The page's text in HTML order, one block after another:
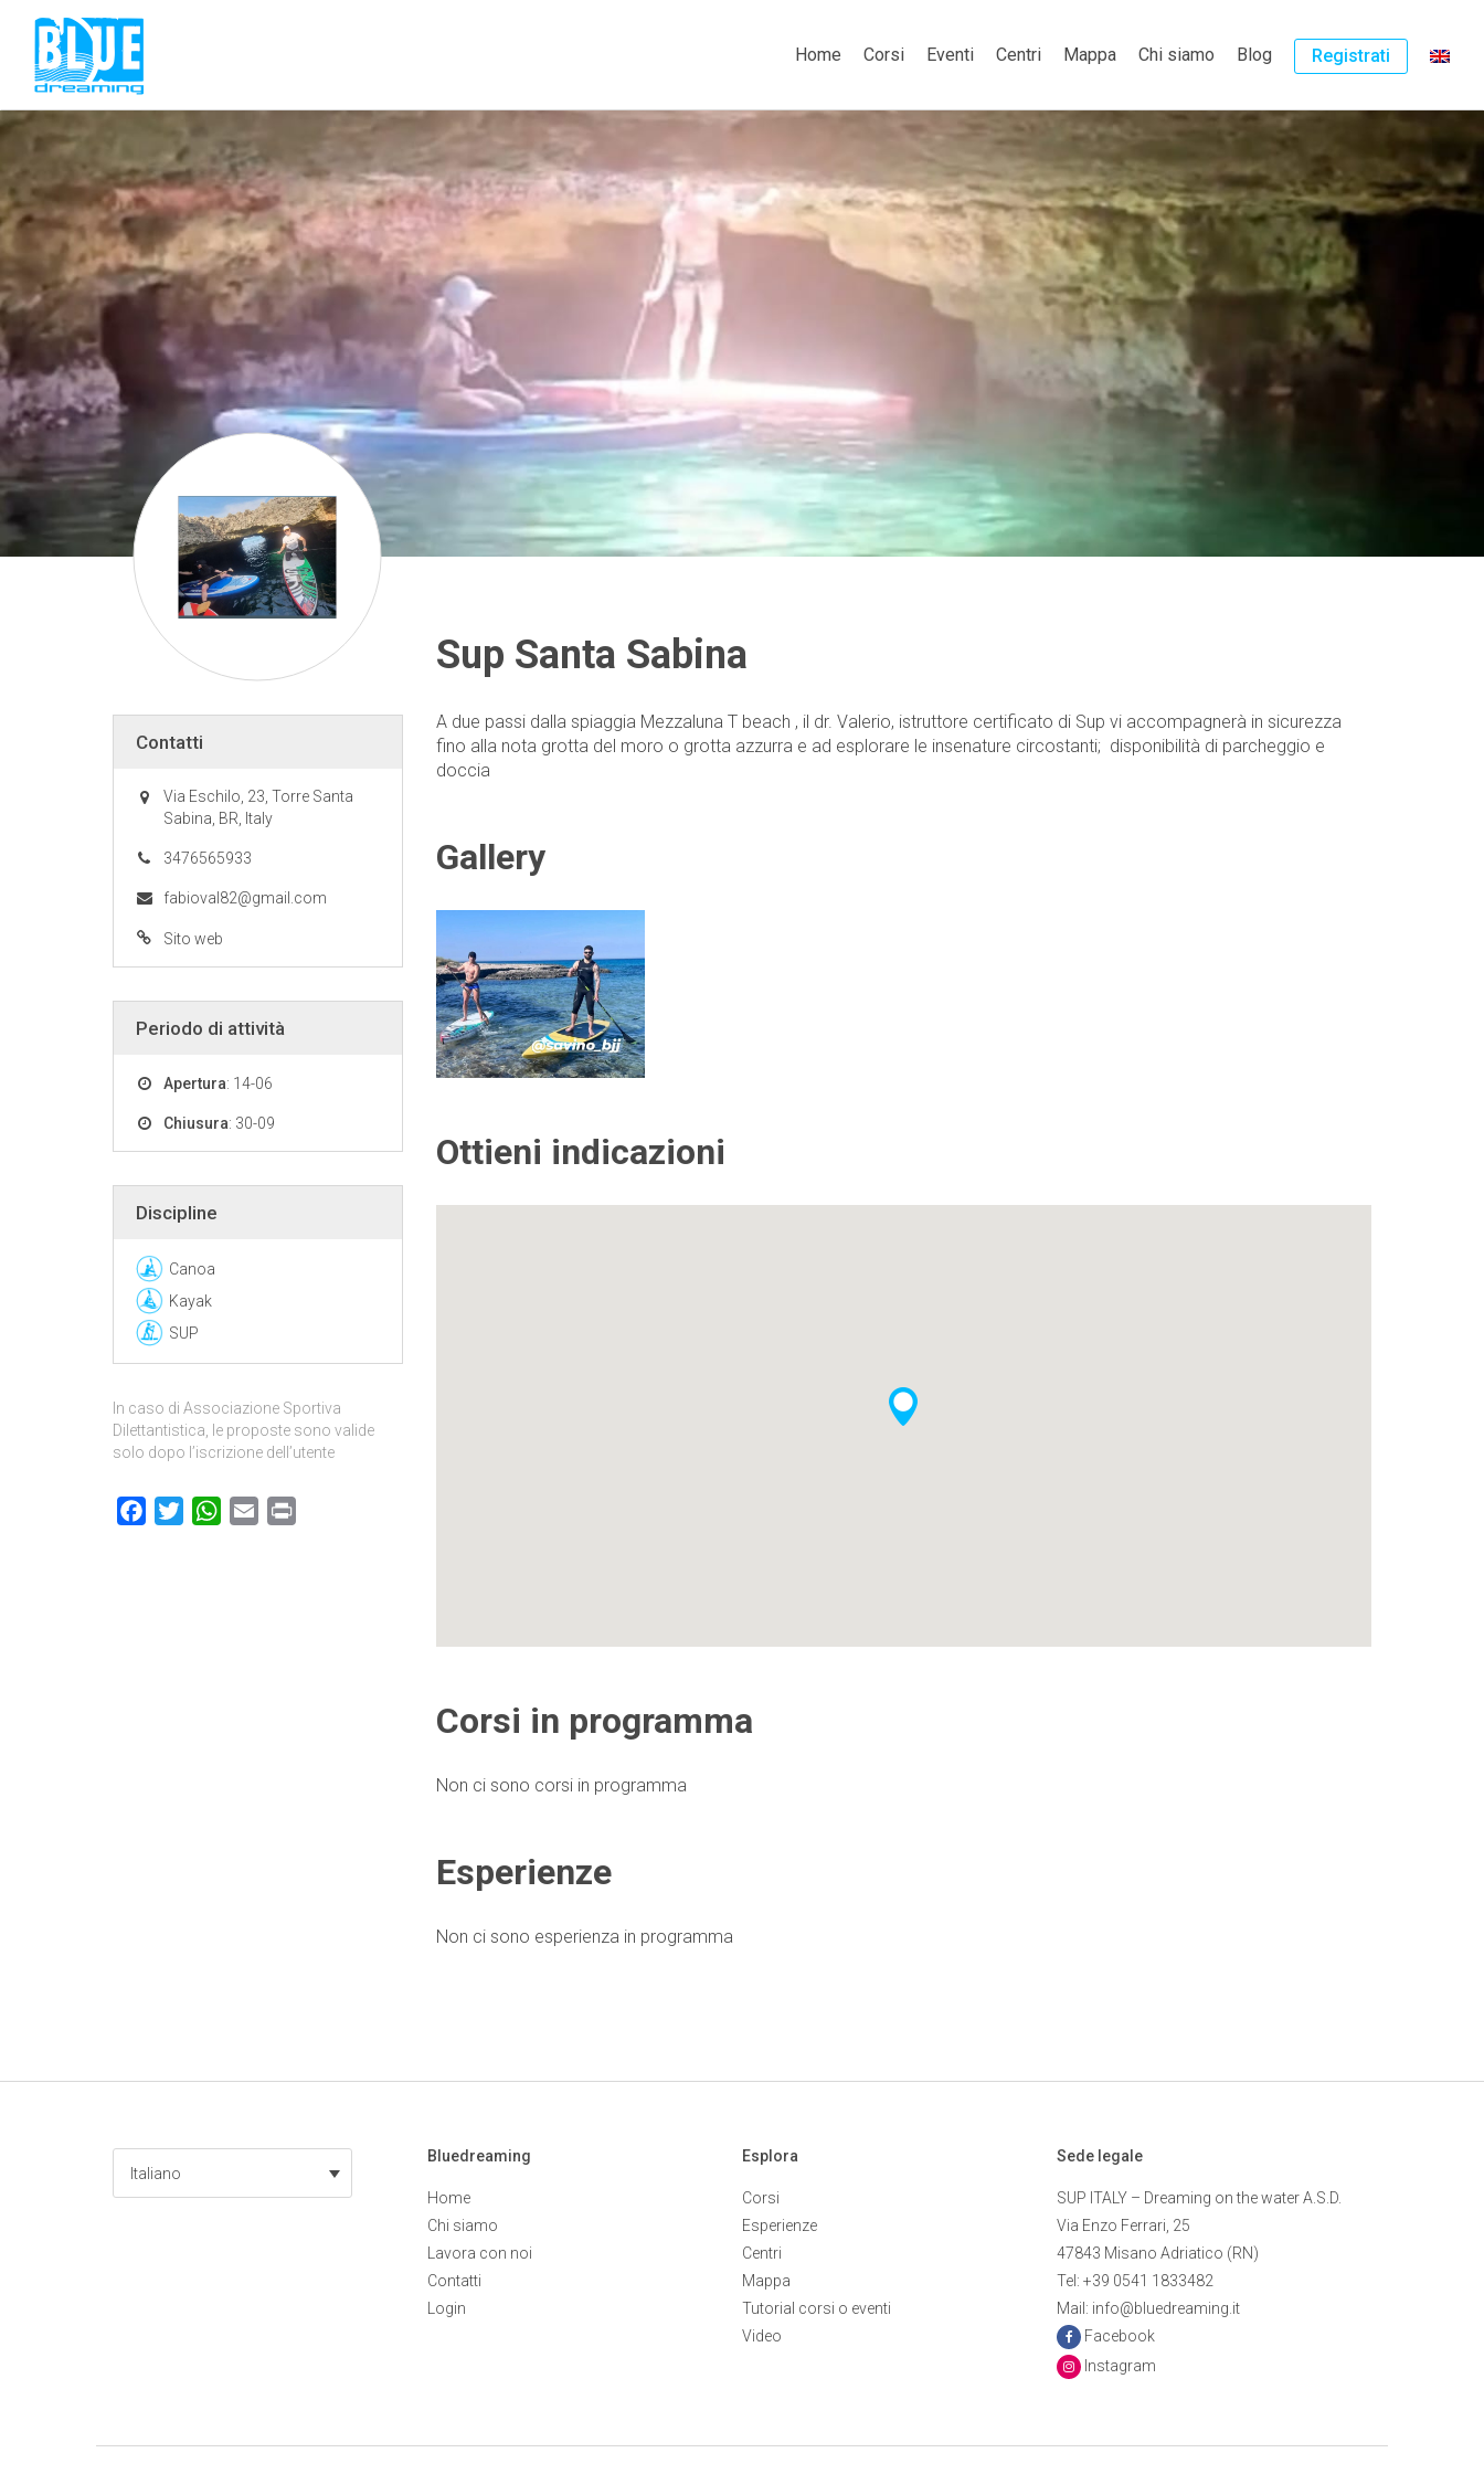
Home Corsi Eventi Centri Mappa Chi siamo Blog Registrati
Sup Santa Sabina
A due passi dalla spiaggia Mezzaluna T beach , il dr. Valerio, istruttore certificato di Sup vi accompagnerà in sicurezza
fino alla nota grotta del moro o grotta azzurra e ad esplorare le insenature circostanti; disponibilità di parcheggio e
doccia
Gallery
Ottieni indicazioni
Corsi in programma
Non ci sono corsi in programma
Esperienze
Non ci sono esperienza in programma
Contatti
Via Eschilo, 23, Torre Santa
Sabina, BR, Italy
3476565933
fabioval82@gmail.com
Sito web
Periodo di attività
Apertura: 14-06
Chiusura: 30-09
Discipline
Canoa
Kayak
SUP
In caso di Associazione Sportiva
Dilettantistica, le proposte sono valide
solo dopo l’iscrizione dell’utente
FacebookTwitterWhatsApp
Email
Italiano
Bluedreaming
Home
Chi siamo
Lavora con noi
Contatti
Login
Esplora
Corsi
Esperienze
Centri
Mappa
Tutorial corsi o eventi
Video
Sede legale
SUP ITALY – Dreaming on the water A.S.D.
Via Enzo Ferrari, 25
47843 Misano Adriatico (RN)
Tel: +39 0541 1833482
Mail: info@bluedreaming.it
Facebook
Instagram